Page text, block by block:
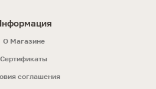
O Магазине
Сертификаты
соглашения